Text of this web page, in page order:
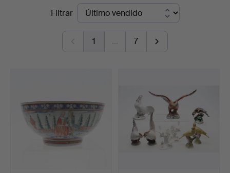
Dreweatts
Filtrar
1 … 7